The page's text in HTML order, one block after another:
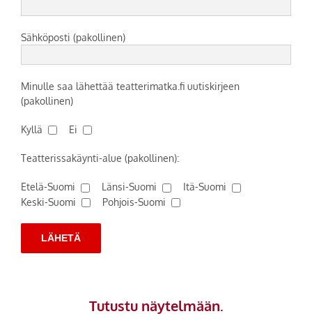
Sähköposti (pakollinen)
Minulle saa lähettää teatterimatka.fi uutiskirjeen
(pakollinen)
Kyllä Ei
Teatterissakäynti-alue (pakollinen):
Etelä-Suomi Länsi-Suomi
Itä-Suomi
Keski-Suomi
Pohjois-Suomi
Tutustu näytelmään.